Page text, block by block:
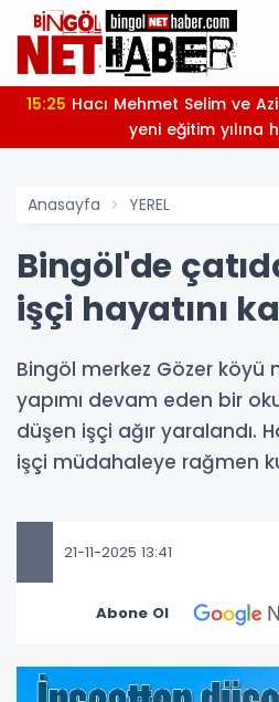
15:25
yeni eğitim yılına
Anasayfa YEREL
Bingöl'de
işçi hayatını
Bingöl merkez Gözer köyü
yapımı devam eden bir
düşen işçi ağır yaralandı.
işçi müdahaleye rağmen
21-11-2025 13:41
Abone Ol